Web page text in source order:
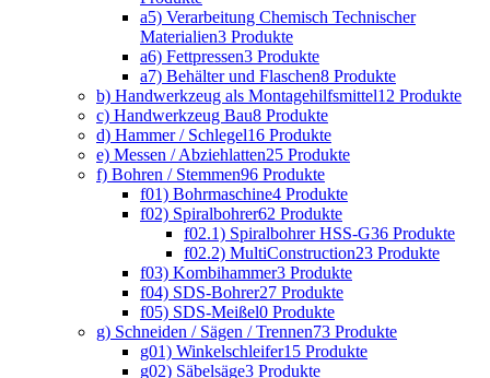
a5) Verarbeitung Chemisch Technischer
Materialien3 Produkte
a6) Fettpressen3 Produkte
a7) Behälter und Flaschen8 Produkte
b) Handwerkzeug als Montagehilfsmittel12 Produkte
c) Handwerkzeug Bau8 Produkte
d) Hammer / Schlegel16 Produkte
e) Messen / Abziehlatten25 Produkte
f) Bohren / Stemmen96 Produkte
f01) Bohrmaschine4 Produkte
f02) Spiralbohrer62 Produkte
f02.1) Spiralbohrer HSS-G36 Produkte
f02.2) MultiConstruction23 Produkte
f03) Kombihammer3 Produkte
f04) SDS-Bohrer27 Produkte
f05) SDS-Meißel0 Produkte
g) Schneiden / Sägen / Trennen73 Produkte
g01) Winkelschleifer15 Produkte
g02) Säbelsäge3 Produkte